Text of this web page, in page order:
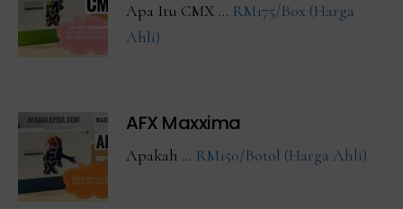
Apa Itu CMX … RM175/Box (Harga
Ahli)
AFX Maxxima
Apakah … RM150/Botol (Harga Ahli)